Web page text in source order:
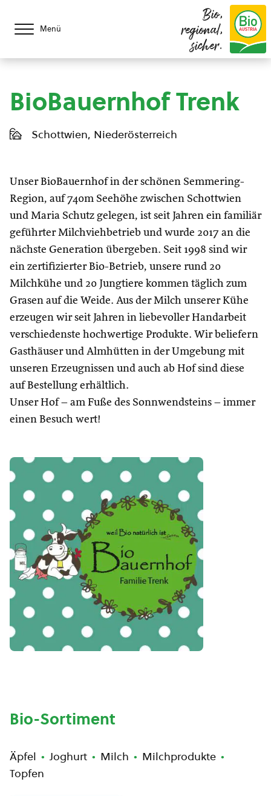
Menü
Bio,
regional,
sicher.
BioBauernhof Trenk
Schottwien, Niederösterreich
Unser BioBauernhof in der schönen Semmering-
Region, auf 740m Seehöhe zwischen Schottwien
und Maria Schutz gelegen, ist seit Jahren ein familiär
geführter Milchviehbetrieb und wurde 2017 an die
nächste Generation übergeben. Seit 1998 sind wir
ein zertifizierter Bio-Betrieb, unsere rund 20
Milchkühe und 20 Jungtiere kommen täglich zum
Grasen auf die Weide. Aus der Milch unserer Kühe
erzeugen wir seit Jahren in liebevoller Handarbeit
verschiedenste hochwertige Produkte. Wir beliefern
Gasthäuser und Almhütten in der Umgebung mit
unseren Erzeugnissen und auch ab Hof sind diese
auf Bestellung erhältlich.
Unser Hof – am Fuße des Sonnwendsteins – immer
einen Besuch wert!
Bio-Sortiment
Äpfel Joghurt Milch
Milchprodukte
Topfen